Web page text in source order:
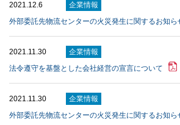
2021.12.6
企業情報
外部委託先物流センターの火災発生に関するお知ら
2021.11.30
企業情報
法令遵守を基盤とした会社経営の宣言について
2021.11.30
企業情報
外部委託先物流センターの火災発生に関するお知ら